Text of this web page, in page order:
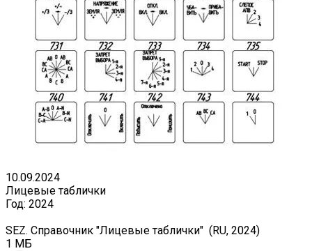
10.09.2024
Лицевые таблички
Год: 2024
SEZ. Справочник "Лицевые таблички" (RU, 2024)
1 МБ